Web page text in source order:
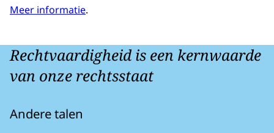
Meer informatie.
Rechtvaardigheid is een kernwaarde
van onze rechtsstaat
Andere talen